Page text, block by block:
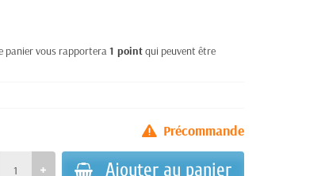
panier vous rapportera1 pointqui peuvent être
Précommande
Ajouter au panier